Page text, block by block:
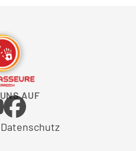
AUF
Datenschutz